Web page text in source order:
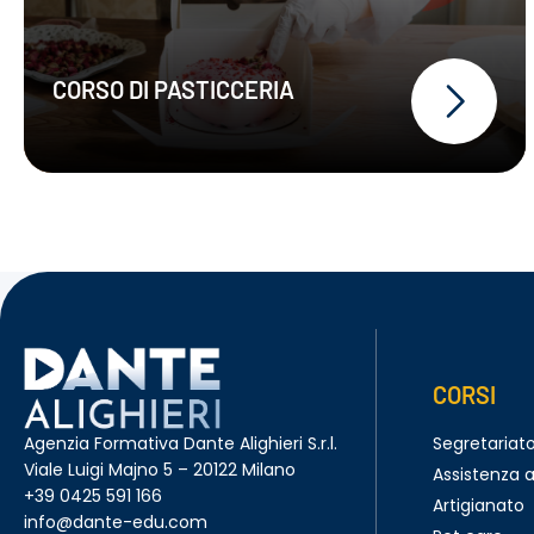
CORSO DI PASTICCERIA
Agenzia Formativa Dante Alighieri S.r.l.
Viale Luigi Majno 5 – 20122 Milano
+39 0425 591 166
info@dante-edu.com
CORSI
Assistenza
Artigianato